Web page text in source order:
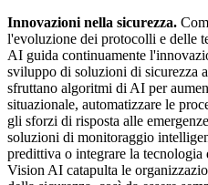
Innovazioni nella sicurezza.
l'evoluzione dei protocolli e delle
AI guida continuamente
sviluppo di soluzioni di sicurezza
sfruttano algoritmi di AI per
situazionale, automatizzare le
gli sforzi di risposta alle
soluzioni di monitoraggio
predittiva o integrare la
Vision AI catapulta le